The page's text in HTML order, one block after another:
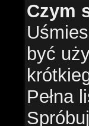
Czym
być
Pełna